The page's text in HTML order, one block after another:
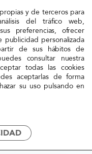
Yemaya
y de terceros para
del tráfico web,
preferencias, ofrecer
publicidad personalizada
de sus hábitos de
consultar nuestra
todas las cookies
aceptarlas de forma
su uso pulsando en